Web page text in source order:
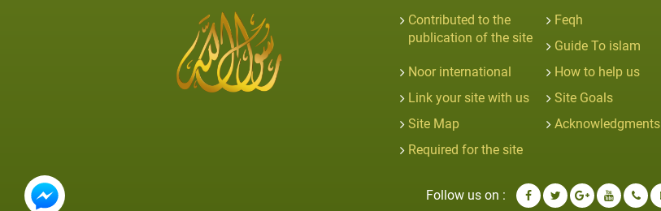
Contributed to the
publication of the site
Feqh
Guide To islam
Noor international
How to help us
Link your site with us
Site Goals
Site Map
Acknowledgments
Required for the site
Follow us on :